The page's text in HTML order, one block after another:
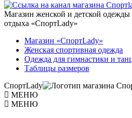
Магазин женской и детской одежды
отдыха «СпортLady»
Магазин «СпортLady»
Женская спортивная одежда
Одежда для гимнастики и
Таблицы размеров
СпортLady
МЕНЮ
МЕНЮ